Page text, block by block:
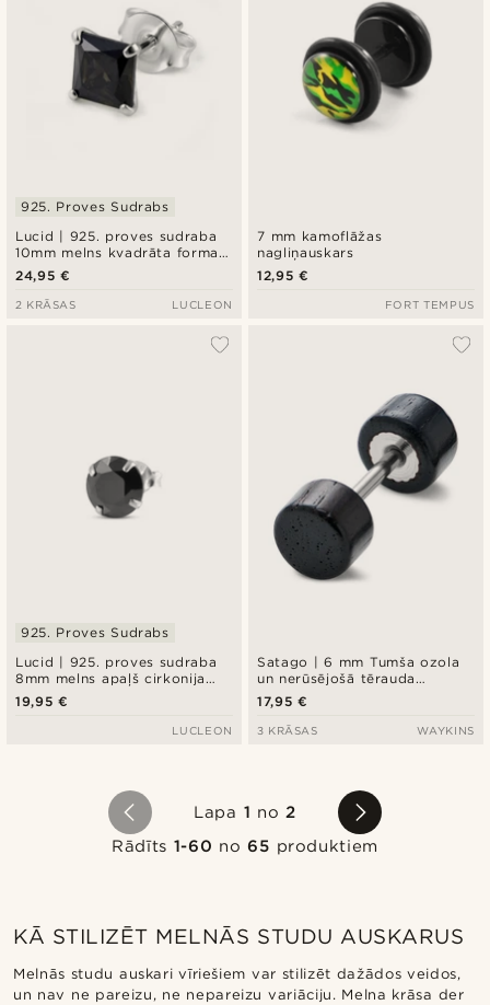
Lucid | 925. proves sudraba
10mm melns kvadrāta formas
cirkonija auskars
925. Proves Sudrabs
24,95 €
2 KRĀSAS LUCLEON
7 mm kamoflāžas
nagliņauskars
12,95 €
FORT TEMPUS
Lucid | 925. proves sudraba
8mm melns apaļš cirkonija
auskars
925. Proves Sudrabs
19,95 €
LUCLEON
Satago | 6 mm Tumša ozola
un nerūsējošā tērauda
nagliņauskars, viltus plugs
17,95 €
3 KRĀSAS WAYKINS
Lapa 1 no2
Rādīts 1-60 no65 produktiem
KĀ STILIZĒT MELNĀS STUDU AUSKARUS
Melnās studu auskari vīriešiem var stilizēt dažādos veidos,
un nav ne pareizu, ne nepareizu variāciju. Melna krāsa der